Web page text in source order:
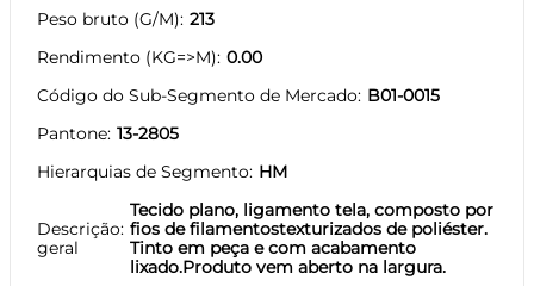
Peso bruto (G/M) 213
Rendimento (KG=>M) 0.00
Código do Sub-Segmento de Mercado B01-0015
Pantone 13-2805
Hierarquias de Segmento HM
Descrição
geral
Tecido plano, ligamento tela, composto por
fios de filamentostexturizados de poliéster.
Tinto em peça e com acabamento
lixado.Produto vem aberto na largura.